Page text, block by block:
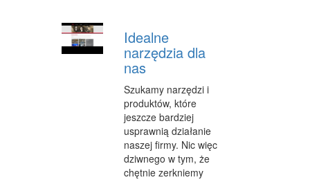
Idealne
narzędzia dla
nas
Szukamy narzędzi i
produktów, które
jeszcze bardziej
usprawnią działanie
naszej firmy. Nic więc
dziwnego w tym, że
chętnie zerkniemy